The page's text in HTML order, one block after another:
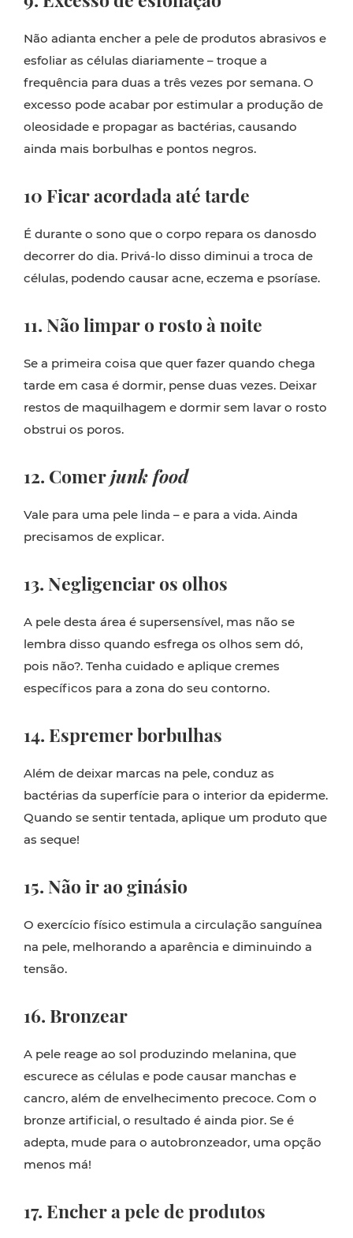
Não adianta encher a pele de produtos abrasivos e
esfoliar as células diariamente – troque a
frequência para duas a três vezes por semana. O
excesso pode acabar por estimular a produção de
oleosidade e propagar as bactérias, causando
ainda mais borbulhas e pontos negros.
10 Ficar acordada até tarde
É durante o sono que o corpo repara os danosdo
decorrer do dia. Privá-lo disso diminui a troca de
células, podendo causar acne, eczema e psoríase.
11. Não limpar o rosto à noite
Se a primeira coisa que quer fazer quando chega
tarde em casa é dormir, pense duas vezes. Deixar
restos de maquilhagem e dormir sem lavar o rosto
obstrui os poros.
12. Comerjunk food
Vale para uma pele linda – e para a vida. Ainda
precisamos de explicar.
13. Negligenciar os olhos
A pele desta área é supersensível, mas não se
lembra disso quando esfrega os olhos sem dó,
pois não?. Tenha cuidado e aplique cremes
específicos para a zona do seu contorno.
14. Espremer borbulhas
Além de deixar marcas na pele, conduz as
bactérias da superfície para o interior da epiderme.
Quando se sentir tentada, aplique um produto que
as seque!
15. Não ir ao ginásio
O exercício físico estimula a circulação sanguínea
na pele, melhorando a aparência e diminuindo a
tensão.
16. Bronzear
A pele reage ao sol produzindo melanina, que
escurece as células e pode causar manchas e
cancro, além de envelhecimento precoce. Com o
bronze artificial, o resultado é ainda pior. Se é
adepta, mude para o autobronzeador, uma opção
menos má!
17. Encher a pele de produtos